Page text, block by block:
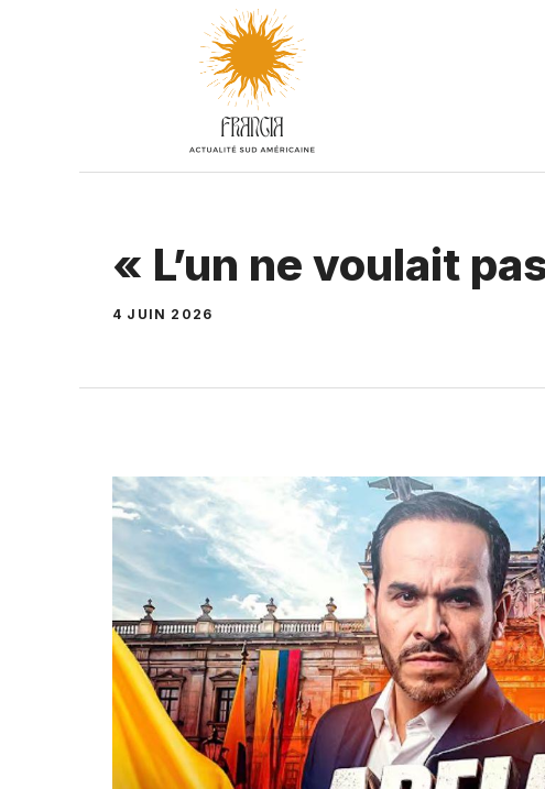
« L’un ne voulait
4 JUIN 2026